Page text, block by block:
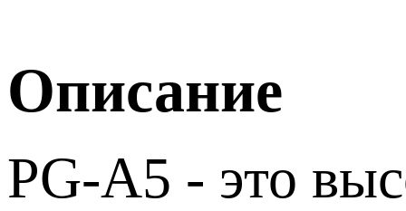
Описание
PG-A5 - это